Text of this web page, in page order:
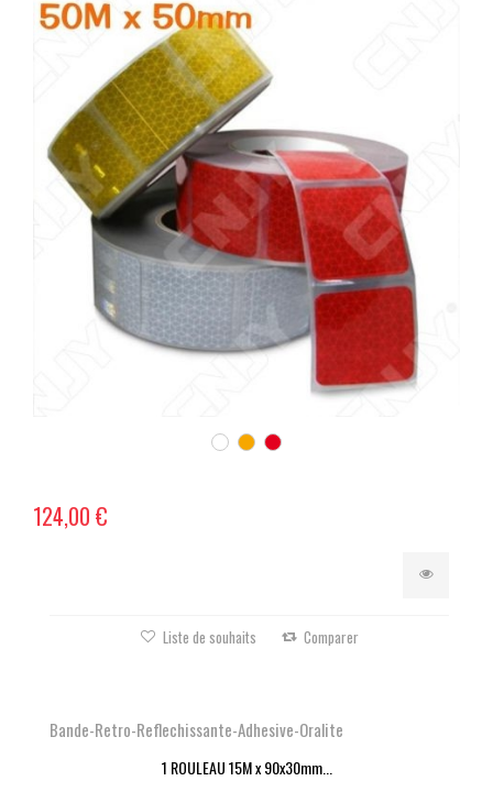
124,00 €
Liste de souhaits Comparer
Bande-Retro-Reflechissante-Adhesive-Oralite
1 ROULEAU 15M x 90x30mm...